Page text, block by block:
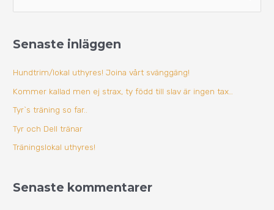
ö
e
e
r
:
Senaste inläggen
Hundtrim/lokal uthyres! Joina vårt svänggäng!
Kommer kallad men ej strax, ty född till slav är ingen tax…
Tyr`s träning so far..
Tyr och Dell tränar
Träningslokal uthyres!
Senaste kommentarer